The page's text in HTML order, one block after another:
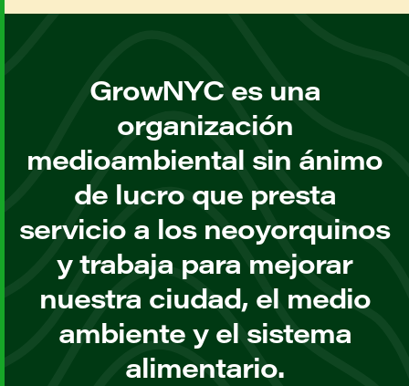
GrowNYC es una
organización
medioambiental sin ánimo
de lucro que presta
servicio a los neoyorquinos
y trabaja para mejorar
nuestra ciudad, el medio
ambiente y el sistema
alimentario.